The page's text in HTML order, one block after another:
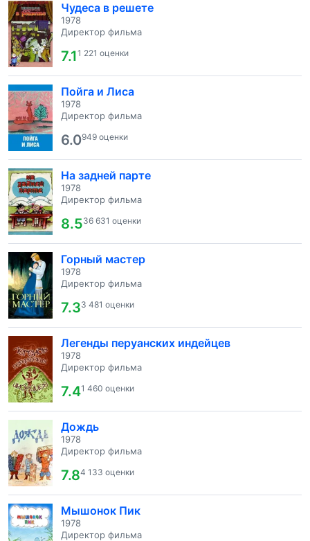
Чудеса в решете
1978
Директор фильма
7.11 221 оценки
Пойга и Лиса
1978
Директор фильма
6.0949 оценки
На задней парте
1978
Директор фильма
8.536 631 оценки
Горный мастер
1978
Директор фильма
7.33 481 оценки
Легенды перуанских индейцев
1978
Директор фильма
7.41 460 оценки
Дождь
1978
Директор фильма
7.84 133 оценки
Мышонок Пик
1978
Директор фильма